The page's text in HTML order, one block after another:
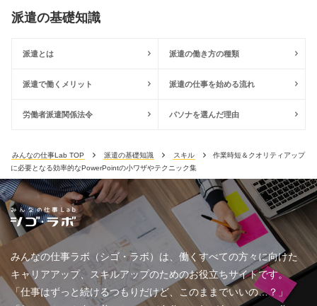
派遣の基礎知識
派遣とは 派遣の働き方の種類
派遣で働くメリット 派遣の仕事を始める流れ
労働者派遣関係法令 パソナを選んだ理由
みんなの仕事Lab TOP 派遣の基礎知識 スキル
作業時短＆クオリティアップ
に必要となる効率的なPowerPointの小ワザやテクニック集
みんなの仕事ラボ（シゴ・ラボ）は、働くすべての方々に向けた
キャリアアップ、スキルアップのためのお役立ちサイトです。
「仕事はずっと続けるつもりだけど、このままでいいの…？」